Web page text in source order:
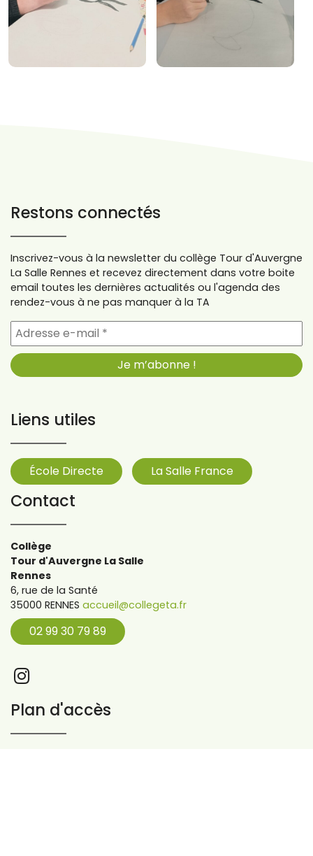
Restons connectés
Inscrivez-vous à la newsletter du collège Tour d'Auvergne
La Salle Rennes et recevez directement dans votre boite
email toutes les dernières actualités ou l'agenda des
rendez-vous à ne pas manquer à la TA
Liens utiles
École Directe La Salle France
Contact
Collège
Tour d'Auvergne La Salle
Rennes
6, rue de la Santé
35000 RENNES accueil@collegeta.fr
02 99 30 79 89
Plan d'accès